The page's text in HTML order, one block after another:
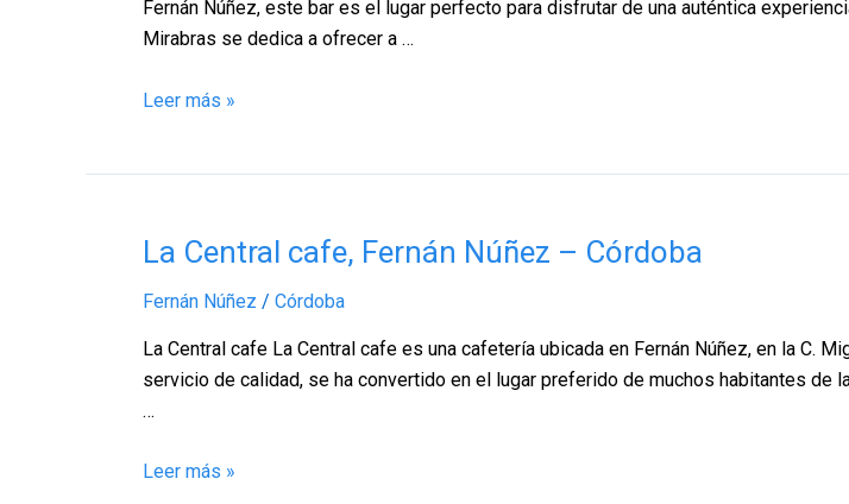
Fernán Núñez, este bar es el lugar perfecto para disfrutar de una auténtica
Mirabras se dedica a ofrecer a …
Núñez
Córdoba
Leer más »
La Central cafe, Fernán Núñez – Córdoba
Fernán Núñez / Córdoba
La Central cafe La Central cafe es una cafetería ubicada en Fernán Núñez, en la C.
servicio de calidad, se ha convertido en el lugar preferido de muchos habitantes de
…
La
cafe,
Fernán
Núñez
Leer más »